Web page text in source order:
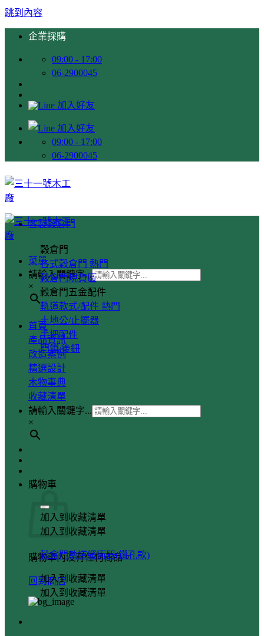
跳到內容
企業採購
09:00 - 17:00
06-2900045
09:00 - 17:00
06-2900045
菜單
請輸入關鍵字...
×
首頁
產品資訊
改造案例
精選設計
木物事典
收藏清單
請輸入關鍵字...
×
購物車
購物車內沒有任何商品。
回到商店
客製穀倉門
穀倉門
各式穀倉門
穀倉門現貨區
穀倉門五金配件
軌道款式/配件
土地公/止擺器
手把配件
門鎖/後鈕
加入到收藏清單
加入到收藏清單
穀倉門軌道緩衝器(鑽孔款)
加入到收藏清單
加入到收藏清單